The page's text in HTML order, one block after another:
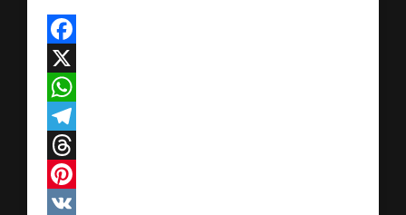
Facebook
X
WhatsApp
Telegram
Threads
Pinterest